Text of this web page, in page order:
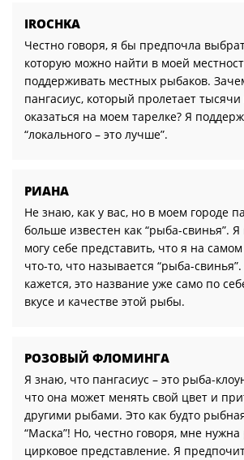
IROCHKA
Честно говоря, я бы предпочла
которую можно найти в моей
поддерживать местных рыбаков.
пангасиус, который пролетает
оказаться на моем тарелке? Я
“локального – это лучше”.
РИАНА
Не знаю, как у вас, но в моем городе
больше известен как “рыба-свинья”.
могу себе представить, что я на
что-то, что называется “рыба-
кажется, это название уже само по
вкусе и качестве этой рыбы.
РОЗОВЫЙ ФЛОМИНГА
Я знаю, что пангасиус – это рыба-
что она может менять свой цвет и
другими рыбами. Это как будто
“Маска”! Но, честно говоря, мне
цирковое представление. Я